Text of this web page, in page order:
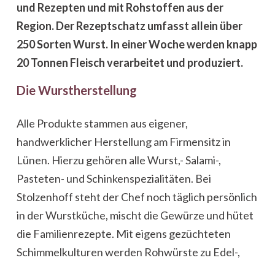
und Rezepten und mit Rohstoffen aus der
Region. Der Rezeptschatz umfasst allein über
250 Sorten Wurst. In einer Woche werden knapp
20 Tonnen Fleisch verarbeitet und produziert.
Die Wurstherstellung
Alle Produkte stammen aus eigener,
handwerklicher Herstellung am Firmensitz in
Lünen. Hierzu gehören alle Wurst,- Salami-,
Pasteten- und Schinkenspezialitäten. Bei
Stolzenhoff steht der Chef noch täglich persönlich
in der Wurstküche, mischt die Gewürze und hütet
die Familienrezepte. Mit eigens gezüchteten
Schimmelkulturen werden Rohwürste zu Edel-,